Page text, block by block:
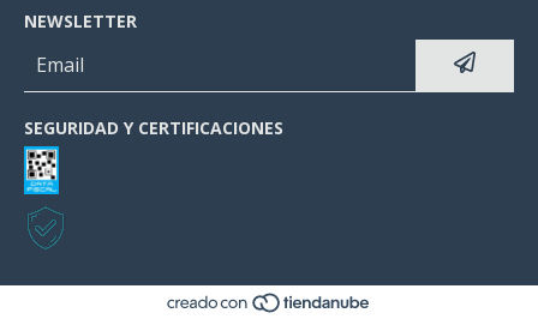
NEWSLETTER
SEGURIDAD Y CERTIFICACIONES